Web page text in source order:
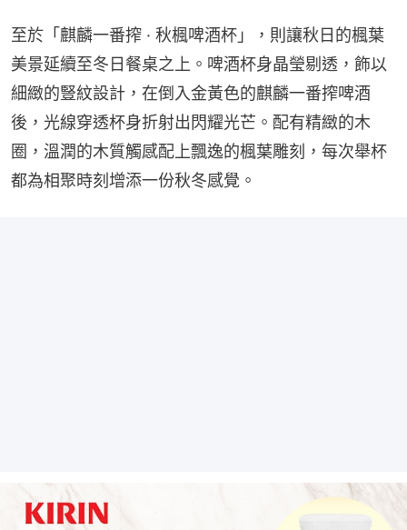
至於「麒麟一番搾 · 秋楓啤酒杯」，則讓秋日的楓葉
美景延續至冬日餐桌之上。啤酒杯身晶瑩剔透，飾以
細緻的豎紋設計，在倒入金黃色的麒麟一番搾啤酒
後，光線穿透杯身折射出閃耀光芒。配有精緻的木
圈，溫潤的木質觸感配上飄逸的楓葉雕刻，每次舉杯
都為相聚時刻增添一份秋冬感覺。